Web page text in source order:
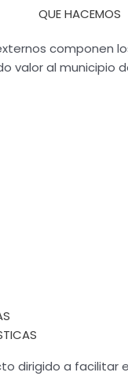
QUE HACEMOS
componen
valor al municipio
dirigido a facilitar